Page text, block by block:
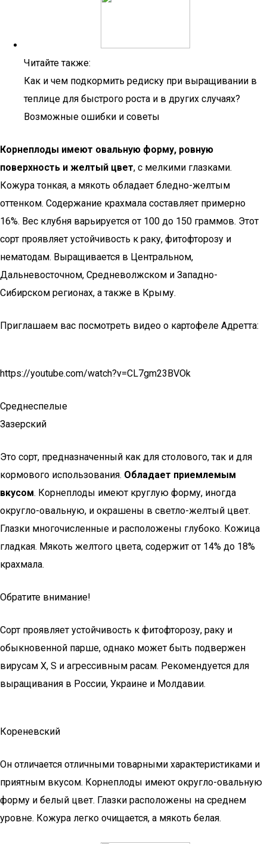
Читайте также:
Как и чем подкормить редиску при выращивании в
теплице для быстрого роста и в других случаях?
Возможные ошибки и советы
Корнеплоды имеют овальную форму, ровную
поверхность и желтый цвет, с мелкими глазками.
Кожура тонкая, а мякоть обладает бледно-желтым
оттенком. Содержание крахмала составляет примерно
16%. Вес клубня варьируется от 100 до 150 граммов. Этот
сорт проявляет устойчивость к раку, фитофторозу и
нематодам. Выращивается в Центральном,
Дальневосточном, Средневолжском и Западно-
Сибирском регионах, а также в Крыму.
Приглашаем вас посмотреть видео о картофеле Адретта:
https://youtube.com/watch?v=CL7gm23BVOk
Среднеспелые
Зазерский
Это сорт, предназначенный как для столового, так и для
кормового использования. Обладает приемлемым
вкусом. Корнеплоды имеют круглую форму, иногда
округло-овальную, и окрашены в светло-желтый цвет.
Глазки многочисленные и расположены глубоко. Кожица
гладкая. Мякоть желтого цвета, содержит от 14% до 18%
крахмала.
Обратите внимание!
Сорт проявляет устойчивость к фитофторозу, раку и
обыкновенной парше, однако может быть подвержен
вирусам Х, S и агрессивным расам. Рекомендуется для
выращивания в России, Украине и Молдавии.
Кореневский
Он отличается отличными товарными характеристиками и
приятным вкусом. Корнеплоды имеют округло-овальную
форму и белый цвет. Глазки расположены на среднем
уровне. Кожура легко очищается, а мякоть белая.